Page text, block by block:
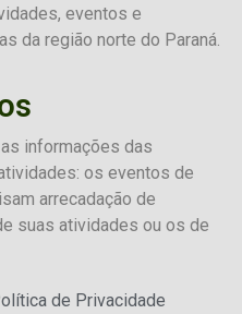
eventos e
da região norte do Paraná.
informações das
os eventos de
arrecadação de
suas atividades ou os de
de Privacidade